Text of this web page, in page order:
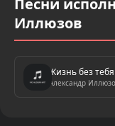
Песни
Иллюзов
Жизнь без тебя
Александр